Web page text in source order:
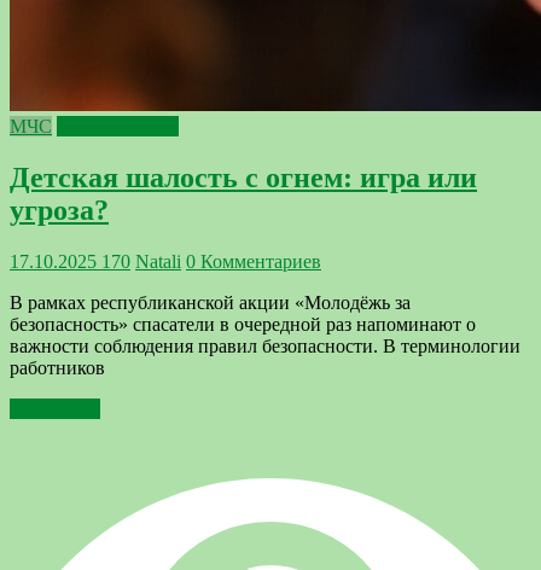
МЧС
Детская шалость с огнем: игра или
угроза?
17.10.2025 170 Natali 0 Комментариев
В рамках республиканской акции «Молодёжь за
безопасность» спасатели в очередной раз напоминают о
важности соблюдения правил безопасности. В терминологии
работников